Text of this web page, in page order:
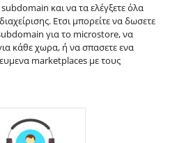
και να τα ελέγξετε όλα
Ετσι μπορείτε να δωσετε
για το microstore, να
κάθε χωρα, ή να σπασετε ενα
marketplaces με τους